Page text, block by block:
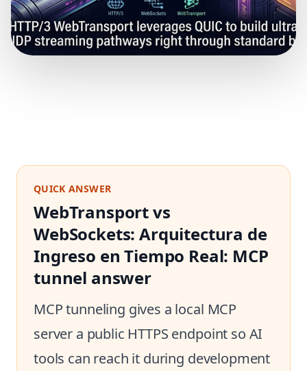
QUICK ANSWER
WebTransport vs
WebSockets: Arquitectura de
Ingreso en Tiempo Real: MCP
tunnel answer
MCP tunneling gives a local MCP
server a public HTTPS endpoint so AI
tools can reach it during development